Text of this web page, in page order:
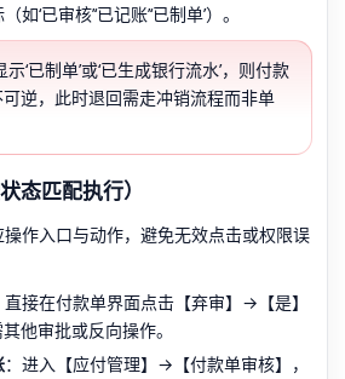
‘已审核’‘已记账’‘已制单’）。
‘已制单’或‘已生成银行流水’，则付款
逆，此时退回需走冲销流程而非单
态匹配执行）
作入口与动作，避免无效点击或权限误
直接在付款单界面点击【弃审】→【是】
他审批或反向操作。
：进入【应付管理】→【付款单审核】，